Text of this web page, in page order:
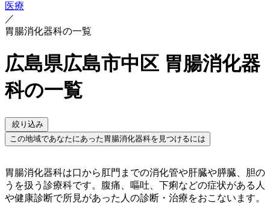
医療
／
胃腸消化器科の一覧
広島県広島市中区 胃腸消化器
科の一覧
絞り込み
この地域であなたにあった胃腸消化器科を見つけるには
胃腸消化器科は口から肛門までの消化管や肝臓や膵臓、胆の
うを扱う診療科です。腹痛、嘔吐、下痢などの症状がある人
や健康診断で所見があった人の診断・治療をおこないます。